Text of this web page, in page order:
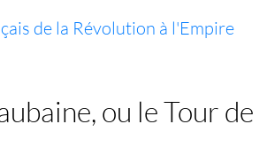
de la Révolution à l'Empire
ou le Tour de